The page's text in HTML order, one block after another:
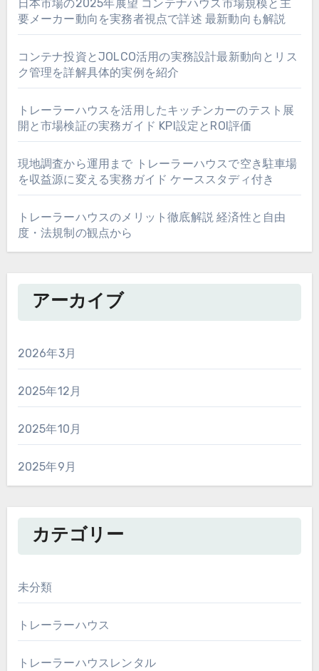
日本市場の2025年展望 コンテナハウス市場規模と主
要メーカー動向を実務者視点で詳述 最新動向も解説
コンテナ投資とJOLCO活用の実務設計最新動向とリス
ク管理を詳解具体的実例を紹介
トレーラーハウスを活用したキッチンカーのテスト展
開と市場検証の実務ガイド KPI設定とROI評価
現地調査から運用まで トレーラーハウスで空き駐車場
を収益源に変える実務ガイド ケーススタディ付き
トレーラーハウスのメリット徹底解説 経済性と自由
度・法規制の観点から
アーカイブ
2026年3月
2025年12月
2025年10月
2025年9月
カテゴリー
未分類
トレーラーハウス
トレーラーハウスレンタル